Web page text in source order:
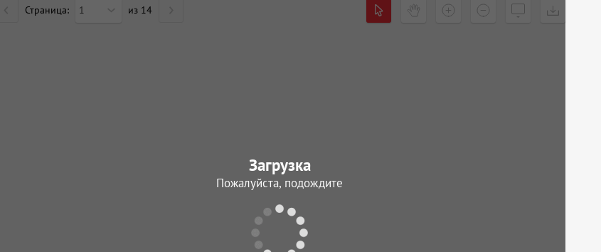
Страница: 1 из 14
Загрузка
Пожалуйста, подождите